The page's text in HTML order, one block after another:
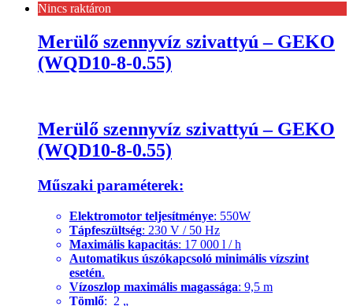
Nincs raktáron
Merülő szennyvíz szivattyú – GEKO
(WQD10-8-0.55)
Merülő szennyvíz szivattyú – GEKO
(WQD10-8-0.55)
Műszaki paraméterek:
Elektromotor teljesítménye: 550W
Tápfeszültség: 230 V / 50 Hz
Maximális kapacitás: 17 000 l / h
Automatikus úszókapcsoló minimális vízszint
esetén.
Vízoszlop maximális magassága: 9,5 m
Tömlő: 2 „